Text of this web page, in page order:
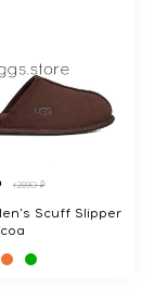
12890 ₽
Scuff Slipper